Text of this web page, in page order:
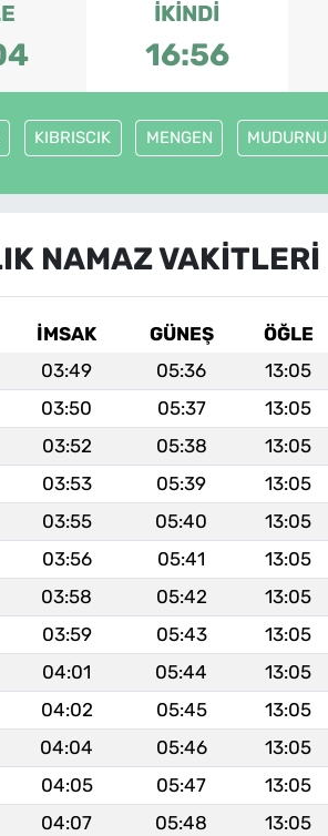
İKINDI
16:56
KIBRISCIK MENGEN MUDURNU
NAMAZ VAKITLERI
İMSAK GÜNEŞ ÖĞLE
03:49 05:36 13:05
03:50 05:37 13:05
03:52 05:38 13:05
03:53 05:39 13:05
03:55 05:40 13:05
03:56 05:41 13:05
03:58 05:42 13:05
03:59 05:43 13:05
04:01 05:44 13:05
04:02 05:45 13:05
04:04 05:46 13:05
04:05 05:47 13:05
04:07 05:48 13:05